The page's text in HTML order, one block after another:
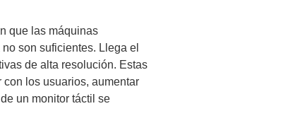
que las máquinas
son suficientes. Llega el
de alta resolución. Estas
los usuarios, aumentar
un monitor táctil se